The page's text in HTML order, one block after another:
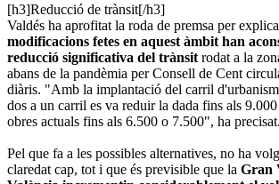
[h3]Reducció de trànsit[/h3]
Valdés ha aprofitat la roda de premsa per
modificacions fetes en aquest àmbit han
reducció significativa del trànsit rodat a la
abans de la pandèmia per Consell de Cent
diàris. "Amb la implantació del carril
dos a un carril es va reduir la dada fins als
obres actuals fins als 6.500 o 7.500", ha precisat.
Pel que fa a les possibles alternatives, no ha
claredat cap, tot i que és previsible que la Gran